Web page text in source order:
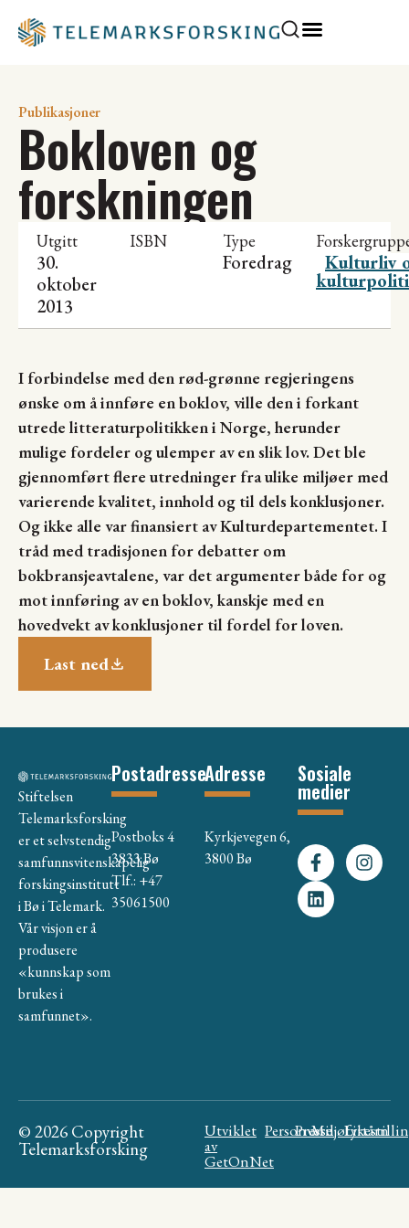
Publikasjoner
Bokloven og
forskningen
Utgitt
30.
oktober
2013
ISBN Type
Foredrag Kulturliv
I forbindelse med den rød-grønne regjeringens
ønske om å innføre en boklov, ville den i forkant
utrede litteraturpolitikken i Norge, herunder
mulige fordeler og ulemper av en slik lov. Det ble
gjennomført flere utredninger fra ulike miljøer med
varierende kvalitet, innhold og til dels konklusjoner.
Og ikke alle var finansiert av Kulturdepartementet. I
tråd med tradisjonen for debatter om
bokbransjeavtalene, var det argumenter både for og
mot innføring av en boklov, kanskje med en
hovedvekt av konklusjoner til fordel for loven.
Last ned
Stiftelsen
Telemarksforsking
er et selvstendig
samfunnsvitenskapelig
forskingsinstitutt
i Bø i Telemark.
Vår visjon er å
produsere
«kunnskap som
brukes i
samfunnet».
Postadresse
Postboks 4
3833 Bø
Tlf.: +47
35061500
Adresse
Kyrkjevegen 6,
3800 Bø
Sosiale
medier
© 2026 Copyright
Telemarksforsking
Utviklet
av
GetOnNet
Personvern
Presse
Miljøfyrtårn